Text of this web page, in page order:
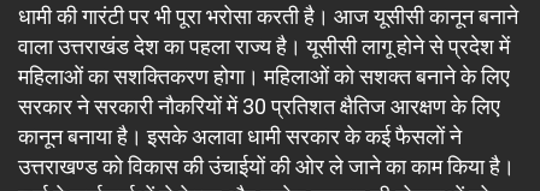
धामी की गारंटी पर भी पूरा भरोसा करती है। आज यूसीसी कानून बनाने
वाला उत्तराखंड देश का पहला राज्य है। यूसीसी लागू होने से प्रदेश में
महिलाओं का सशक्तिकरण होगा। महिलाओं को सशक्त बनाने के लिए
सरकार ने सरकारी नौकरियों में 30 प्रतिशत क्षैतिज आरक्षण के लिए
कानून बनाया है। इसके अलावा धामी सरकार के कई फैसलों ने
उत्तराखण्ड को विकास की उंचाईयों की ओर ले जाने का काम किया है।